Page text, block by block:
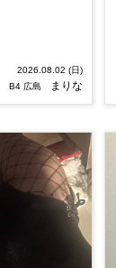
2026.08.02 (日)
B4 広島
まりな